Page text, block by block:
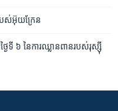
ស់​អ៊ុយក្រែន
ងៃ​ទី ៦ ​នៃ​ការឈ្លានពាន​របស់​រុស្ស៊ី​